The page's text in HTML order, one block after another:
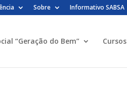
Sobre Informativo SABSA
“Geração do Bem” Cursos